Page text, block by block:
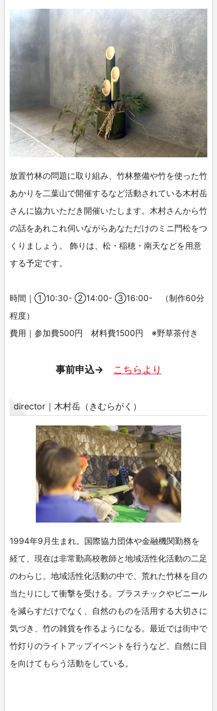
放置竹林の問題に取り組み、竹林整備や竹を使った竹
あかりを二葉山で開催するなど活動されている木村岳
さんに協力いただき開催いたします。木村さんから竹
の話をあれこれ伺いながらあなただけのミニ門松をつ
くりましょう。 飾りは、松・稲穂・南天などを用意
する予定です。
時間｜①10:30- ②14:00- ③16:00- （制作60分
程度）
費用｜参加費500円 材料費1500円 ※野草茶付き
事前申込→ こちらより
director｜木村岳（きむらがく）
1994年9月生まれ。国際協力団体や金融機関勤務を
経て、現在は非常勤高校教師と地域活性化活動の二足
のわらじ。地域活性化活動の中で、荒れた竹林を目の
当たりにして衝撃を受ける。プラスチックやビニール
を減らすだけでなく、自然のものを活用する大切さに
気づき、竹の雑貨を作るようになる。最近では街中で
竹灯りのライトアップイベントを行うなど、自然に目
を向けてもらう活動をしている。